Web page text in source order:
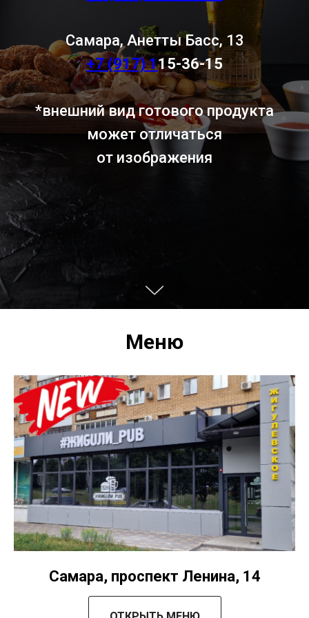
Самара, Анетты Басс, 13
+7 (917) 115-36-15
*внешний вид готового продукта
может отличаться
от изображения
Меню
Самара, проспект Ленина, 14